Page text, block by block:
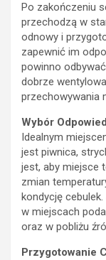
Po zakończeniu
przechodzą w
odnowy i
zapewnić im
powinno
dobrze
przechowywania
Wybór
Idealnym
jest piwnica,
jest, aby miejsce
zmian
kondycję
w miejscach
oraz w pobliżu
Przygotowanie